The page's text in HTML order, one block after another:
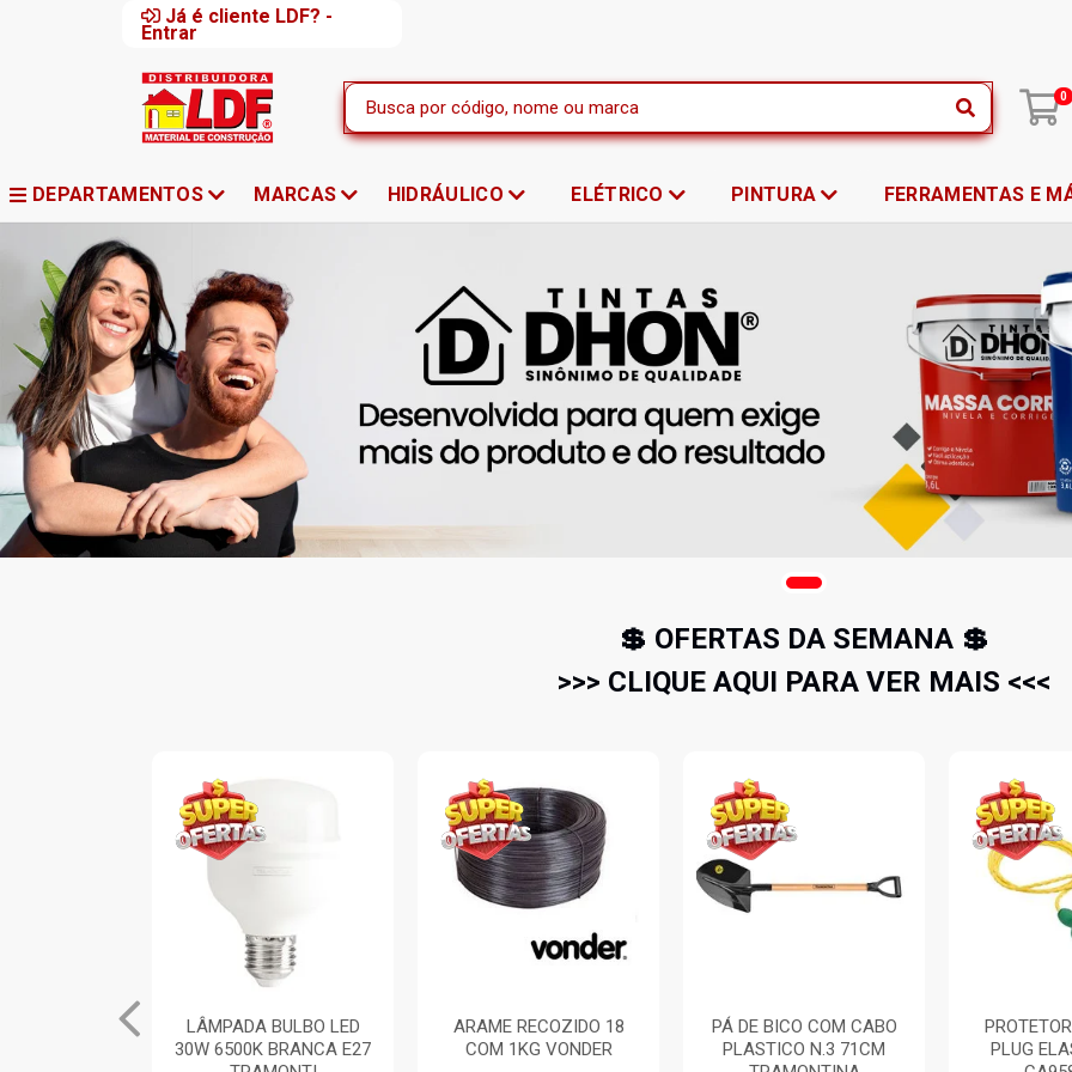
Já é cliente LDF? -
Entrar
0
DEPARTAMENTOS MARCAS HIDRÁULICO ELÉTRICO PINTURA FERRAMENTAS E
💲 OFERTAS DA SEMANA 💲
>>> CLIQUE AQUI PARA VER MAIS <<<
ARAME RECOZIDO 18
COM 1KG VONDER
PÁ DE BICO COM CABO
PLASTICO N.3 71CM
PROTETOR AUDITIVO
PLUG ELASTOMERO
REGISTRO
ROSCA